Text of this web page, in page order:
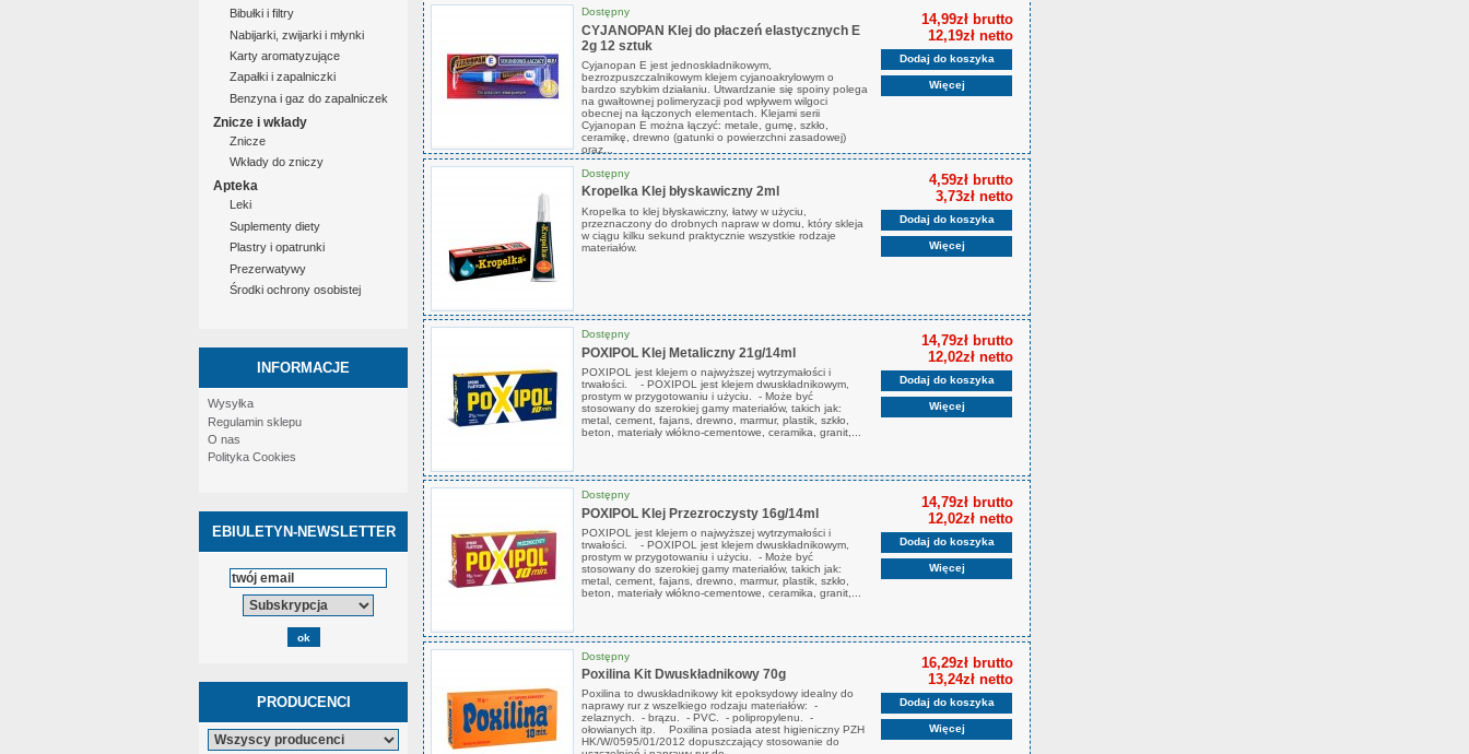
Bibułki i filtry
Nabijarki, zwijarki i młynki
Karty aromatyzujące
Zapałki i zapalniczki
Benzyna i gaz do zapalniczek
Znicze i wkłady
Znicze
Wkłady do zniczy
Apteka
Leki
Suplementy diety
Plastry i opatrunki
Prezerwatywy
Środki ochrony osobistej
INFORMACJE
Wysyłka
Regulamin sklepu
O nas
Polityka Cookies
EBIULETYN-NEWSLETTER
PRODUCENCI
Dostępny
CYJANOPAN Klej do płaczeń elastycznych E
2g 12 sztuk
Cyjanopan E jest jednoskładnikowym,
bezrozpuszczalnikowym klejem cyjanoakrylowym o
bardzo szybkim działaniu. Utwardzanie się spoiny polega
na gwałtownej polimeryzacji pod wpływem wilgoci
obecnej na łączonych elementach. Klejami serii
Cyjanopan E można łączyć: metale, gumę, szkło,
ceramikę, drewno (gatunki o powierzchni zasadowej)
oraz...
14,99zł brutto
12,19zł netto
Dodaj do koszyka
Więcej
Dostępny
Kropelka Klej błyskawiczny 2ml
Kropelka to klej błyskawiczny, łatwy w użyciu,
przeznaczony do drobnych napraw w domu, który skleja
w ciągu kilku sekund praktycznie wszystkie rodzaje
materiałów.
4,59zł brutto
3,73zł netto
Dodaj do koszyka
Więcej
Dostępny
POXIPOL Klej Metaliczny 21g/14ml
POXIPOL jest klejem o najwyższej wytrzymałości i
trwałości. - POXIPOL jest klejem dwuskładnikowym,
prostym w przygotowaniu i użyciu. - Może być
stosowany do szerokiej gamy materiałów, takich jak:
metal, cement, fajans, drewno, marmur, plastik, szkło,
beton, materiały włókno-cementowe, ceramika, granit,...
14,79zł brutto
12,02zł netto
Dodaj do koszyka
Więcej
Dostępny
POXIPOL Klej Przezroczysty 16g/14ml
POXIPOL jest klejem o najwyższej wytrzymałości i
trwałości. - POXIPOL jest klejem dwuskładnikowym,
prostym w przygotowaniu i użyciu. - Może być
stosowany do szerokiej gamy materiałów, takich jak:
metal, cement, fajans, drewno, marmur, plastik, szkło,
beton, materiały włókno-cementowe, ceramika, granit,...
14,79zł brutto
12,02zł netto
Dodaj do koszyka
Więcej
Dostępny
Poxilina Kit Dwuskładnikowy 70g
Poxilina to dwuskładnikowy kit epoksydowy idealny do
naprawy rur z wszelkiego rodzaju materiałów: -
zelaznych. - brązu. - PVC. - polipropylenu. -
ołowianych itp. Poxilina posiada atest higieniczny PZH
HK/W/0595/01/2012 dopuszczający stosowanie do
16,29zł brutto
13,24zł netto
Dodaj do koszyka
Więcej